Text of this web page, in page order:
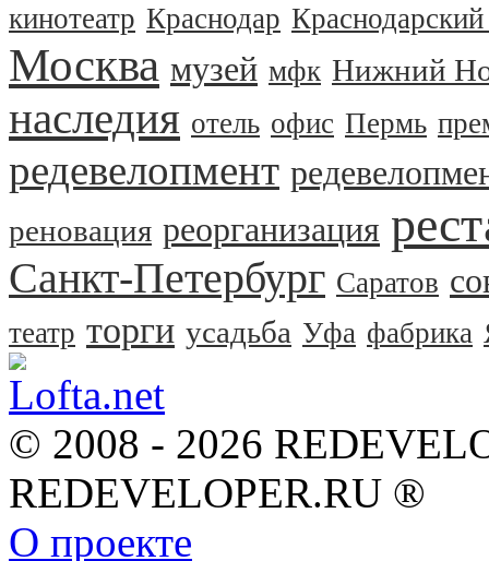
кинотеатр Краснодар
Москва музей мфк Нижний
наследия отель офис Пермь
редевелопмент
реновация реорганизация
Санкт-Петербург Саратов
театр торги усадьба Уфа фабрика
© 2008 - 2026
REDEVELOPER.RU ®
О проекте